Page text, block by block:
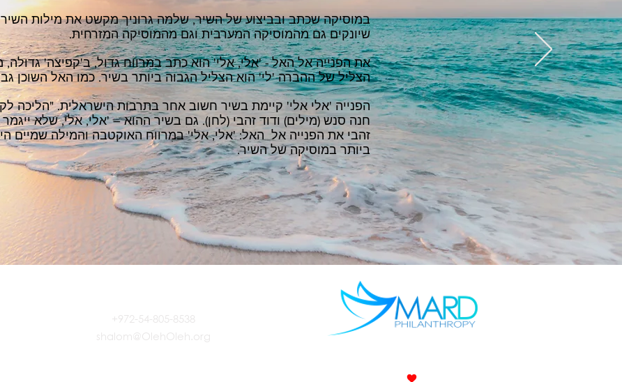
במוסיקה שכתב ובביצוע של השיר, שלמה גרוניך מקשט את מילות השיר
שיונקים גם מהמוסיקה המערבית וגם מהמוסיקה המזרחית.
את הפנייה אל האל - 'אלי, אלי' הוא כתב במִרווח גדול, ב'קפיצה'
הצליל של ההברה 'לי' הוא הצליל הגבוה ביותר בשיר. כמו האל השוכן
הפנייה 'אלי אלי' קיימת בשיר חשוב אחר בתרבות הישראלית. "הליכה
חנה סנש (מילים) ודוד זהבי (לחן). גם בשיר ההוא – 'אלי, אלי, שלא
זהבי את הפנייה אלהאל: 'אלי, אלי' במִרווח האוקטבה והמילה שמיים
ביותר במוסיקה של השיר.
+972-54-805-8538
shalom@OlehOleh.org
Proudly made with by Oleh Oleh